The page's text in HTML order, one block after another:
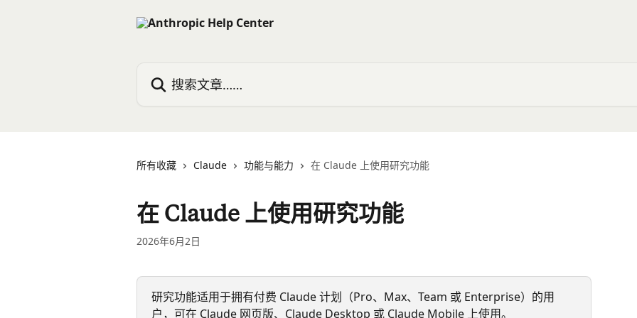
所有收藏 Claude 功能与能力 在 Claude 上使用研究功能
在 Claude 上使用研究功能
2026年6月2日
研究功能适用于拥有付费 Claude 计划（Pro、Max、Team 或 Enterprise）的用
户，可在 Claude 网页版、Claude Desktop 或 Claude Mobile 上使用。